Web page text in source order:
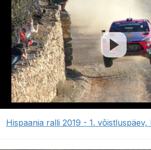
Hispaania ralli 2019 - 1. võistluspäev,